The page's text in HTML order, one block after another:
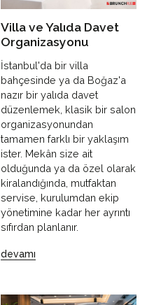
Villa ve Yalıda Davet
Organizasyonu
İstanbul'da bir villa
bahçesinde ya da Boğaz'a
nazır bir yalıda davet
düzenlemek, klasik bir salon
organizasyonundan
tamamen farklı bir yaklaşım
ister. Mekân size ait
olduğunda ya da özel olarak
kiralandığında, mutfaktan
servise, kurulumdan ekip
yönetimine kadar her ayrıntı
sıfırdan planlanır.
devamı